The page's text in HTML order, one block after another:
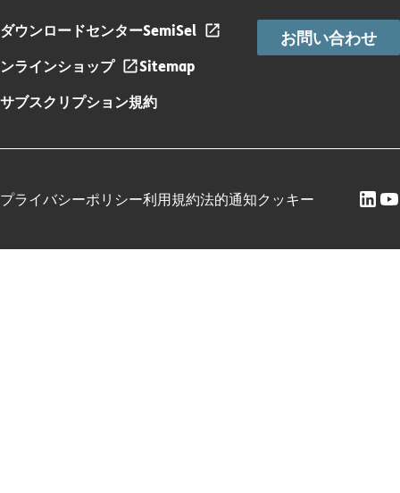
ダウンロードセンターSemiSel
ンラインショップ
Sitemap
サブスクリプション規約
お問い合わせ
プライバシーポリシー利用規約法的通知クッキー